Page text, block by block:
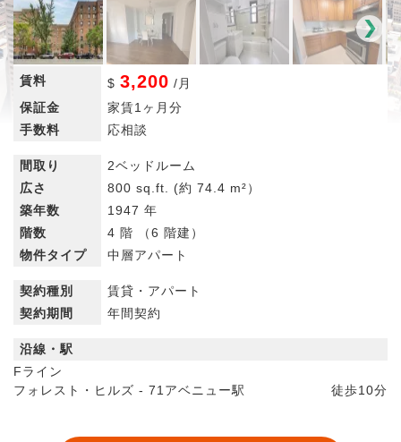
賃料 $ 3,200 / 月
保証金
家賃1ヶ月分
手数料
応相談
間取り
2ベッドルーム
広さ
800 sq.ft. (約 74.4 m²）
築年数
1947 年
階数
4 階 （6 階建）
物件タイプ
中層アパート
契約種別
賃貸・アパート
契約期間
年間契約
沿線・駅
Fライン
フォレスト・ヒルズ - 71アベニュー駅
徒歩10分